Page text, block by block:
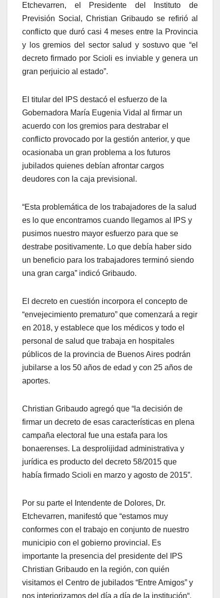
Etchevarren, el Presidente del Instituto de
Previsión Social, Christian Gribaudo se refirió al
conflicto que duró casi 4 meses entre la Provincia
y los gremios del sector salud y sostuvo que “el
decreto firmado por Scioli es inviable y genera un
gran perjuicio al estado”.
El titular del IPS destacó el esfuerzo de la
Gobernadora María Eugenia Vidal al firmar un
acuerdo con los gremios para destrabar el
conflicto provocado por la gestión anterior, y que
ocasionaba un gran problema a los futuros
jubilados quienes debían afrontar cargos
deudores con la caja previsional.
“Esta problemática de los trabajadores de la salud
es lo que encontramos cuando llegamos al IPS y
pusimos nuestro mayor esfuerzo para que se
destrabe positivamente. Lo que debía haber sido
un beneficio para los trabajadores terminó siendo
una gran carga” indicó Gribaudo.
El decreto en cuestión incorpora el concepto de
“envejecimiento prematuro” que comenzará a regir
en 2018, y establece que los médicos y todo el
personal de salud que trabaja en hospitales
públicos de la provincia de Buenos Aires podrán
jubilarse a los 50 años de edad y con 25 años de
aportes.
Christian Gribaudo agregó que “la decisión de
firmar un decreto de esas características en plena
campaña electoral fue una estafa para los
bonaerenses. La desprolijidad administrativa y
jurídica es producto del decreto 58/2015 que
había firmado Scioli en marzo y agosto de 2015”.
Por su parte el Intendente de Dolores, Dr.
Etchevarren, manifestó que “estamos muy
conformes con el trabajo en conjunto de nuestro
municipio con el gobierno provincial. Es
importante la presencia del presidente del IPS
Christian Gribaudo en la región, con quién
visitamos el Centro de jubilados “Entre Amigos” y
nos interiorizamos del día a día de la institución“.